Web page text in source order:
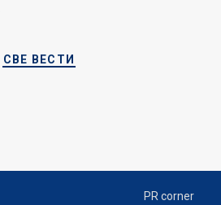
СВЕ ВЕСТИ
PR corner